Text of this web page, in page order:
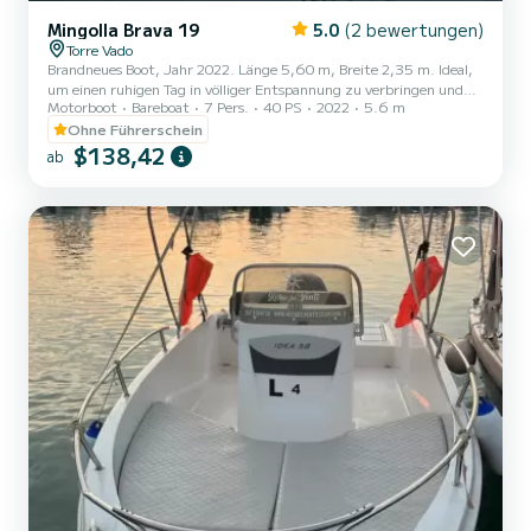
Mingolla Brava 19 5.0 (2 bewertungen)
Torre Vado
Brandneues Boot, Jahr 2022. Länge 5,60 m, Breite 2,35 m. Ideal,
um einen ruhigen Tag in völliger Entspannung zu verbringen und
dabei die herrliche Küste des Salento zu bewundern. Es ist kein
Bootsführerschein erforderlich. Design, Stabilität und Komfort sind
die drei grundlegenden Eigenschaften, die den Brava 19 zu einem
der komfortabelsten Modelle machen. Das Boot ist mit allen
Motorboot Bareboat 7 Pers. 40 PS 2022
5.6 m
Ohne Führerschein
ab $138,42